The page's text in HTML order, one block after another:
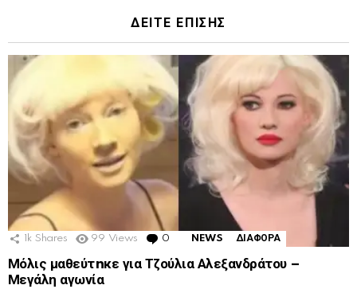
ΔΕΙΤΕ ΕΠΙΣΗΣ
1k Shares 99 Views 0 Comments
NEWS ΔΙΑΦΟΡΑ
Μόλις μαθεύτnκε για Τζούλια Αλεξανδράτου –
Μεγάλη αγωνία